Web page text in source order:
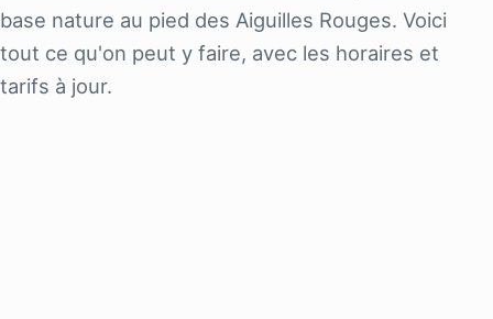
base nature au pied des Aiguilles Rouges. Voici
tout ce qu'on peut y faire, avec les horaires et
tarifs à jour.